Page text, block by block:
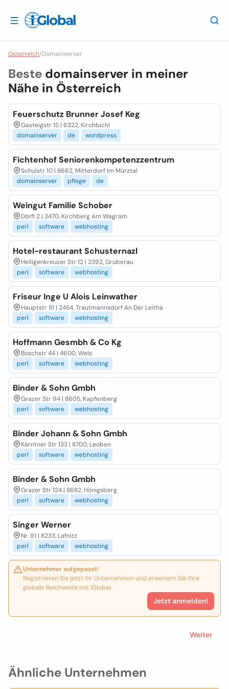
Osterreich/Domainserver
Ähnliche Unternehmen
Beste domainserver in meiner
Nähe in Österreich
Feuerschutz Brunner Josef Keg
Gasteigstr 15 | 6322, Kirchbichl
domainserver
de wordpress
Fichtenhof Seniorenkompetenzzentrum
Schulstr 10 | 8662, Mitterdorf Im Mürztal
domainserver
pflege de
Weingut Familie Schober
Dörfl 2 | 3470, Kirchberg Am Wagram
perl
software webhosting
Hotel-restaurant Schusternazl
Heiligenkreuzer Str 12 | 2392, Gruberau
perl
software webhosting
Friseur Inge U Alois Leinwather
Hauptstr 81 | 2454, Trautmannsdorf An Der Leitha
perl
software webhosting
Hoffmann Gesmbh & Co Kg
Boschstr 44 | 4600, Wels
perl
software webhosting
Binder & Sohn Gmbh
Grazer Str 94 | 8605, Kapfenberg
perl
software webhosting
Binder Johann & Sohn Gmbh
Kärntner Str 133 | 8700, Leoben
perl
software webhosting
Binder & Sohn Gmbh
Grazer Str 124 | 8682, Hönigsberg
perl
software webhosting
Singer Werner
Nr. 91 | 8233, Lafnitz
perl
software webhosting
Unternehmer aufgepasst!
Registrieren Sie jetzt Ihr Unternehmen und erweitern Sie Ihre
globale Reichweite mit iGlobal.
Jetzt anmelden!
Weiter